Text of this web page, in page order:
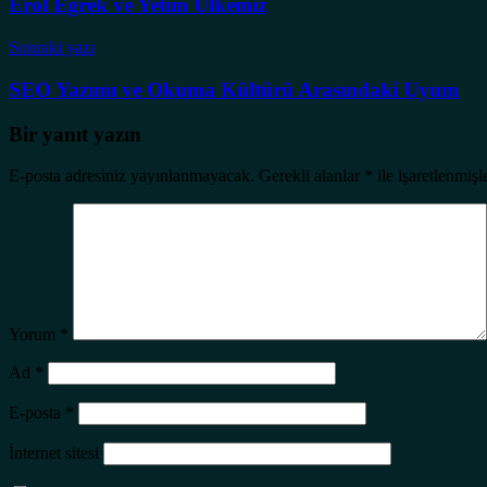
Erol Eğrek ve Yetim Ülkemiz
Sonraki yazı
SEO Yazımı ve Okuma Kültürü Arasındaki Uyum
Bir yanıt yazın
E-posta adresiniz yayınlanmayacak. Gerekli alanlar * ile
Yorum *
Ad *
E-posta *
İnternet sitesi